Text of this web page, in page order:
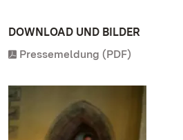
DOWNLOAD UND BILDER
Pressemeldung (PDF)